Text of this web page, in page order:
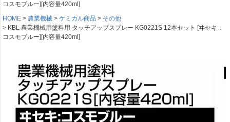
コスモブルー][内容量420ml]
HOME
農業機械 ケミカル商品
その他
KBL 農業機械用塗料用 タッチアップスプレー KG0221S 12本セット [ヰセキ：
コスモブルー][内容量420ml]